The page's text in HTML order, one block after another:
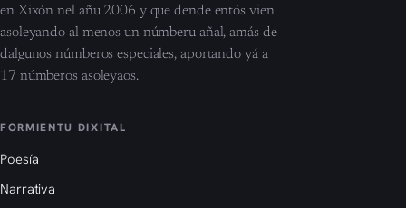
en Xixón nel añu 2006 y que dende entós vien
asoleyando al menos un númberu añal, amás de
dalgunos númberos especiales, aportando yá a
17 númberos asoleyaos.
FORMIENTU DIXITAL
Poesía
Narrativa